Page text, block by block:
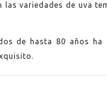
las variedades de uva
de hasta 80 años